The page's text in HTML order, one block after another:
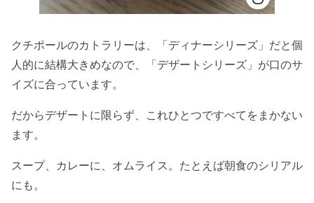
クチポールのカトラリーは、「ディナーシリーズ」だと個
人的に結構大きめなので、「デザートシリーズ」が口のサ
イズに合っています。
だからデザートに限らず、これひとつですべてをまかない
ます。
スープ、カレーに、オムライス。たとえば朝食のシリアル
にも。